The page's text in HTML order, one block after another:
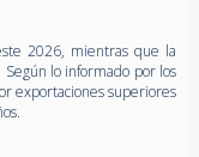
2026, mientras que la
lo informado por los
exportaciones superiores